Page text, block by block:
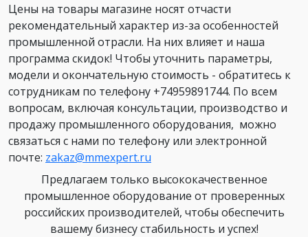
Цены на товары магазине носят отчасти
рекомендательный характер из-за особенностей
промышленной отрасли. На них влияет и наша
программа скидок! Чтобы уточнить параметры,
модели и окончательную стоимость - обратитесь к
сотрудникам по телефону +74959891744. По всем
вопросам, включая консультации, производство и
продажу промышленного оборудования, можно
связаться с нами по телефону или электронной
почте: zakaz@mmexpert.ru
Предлагаем только высококачественное
промышленное оборудование от проверенных
российских производителей, чтобы обеспечить
вашему бизнесу стабильность и успех!